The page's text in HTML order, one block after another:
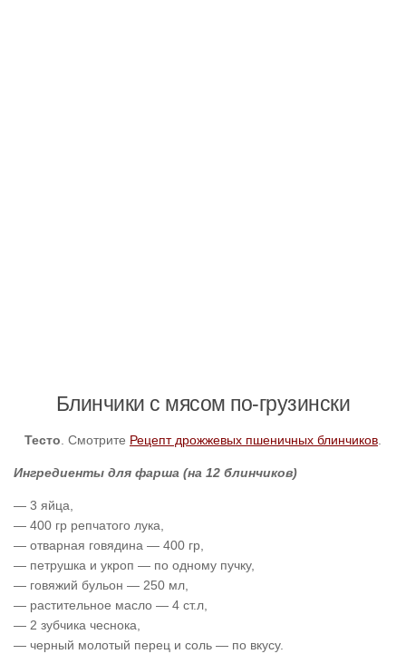
Блинчики с мясом по-грузински
Тесто . Смотрите Рецепт дрожжевых пшеничных блинчиков
Ингредиенты для фарша (на 12 блинчиков)
— 3 яйца,
— 400 гр репчатого лука,
— отварная говядина — 400 гр,
— петрушка и укроп — по одному пучку,
— говяжий бульон — 250 мл,
— растительное масло — 4 ст.л,
— 2 зубчика чеснока,
— черный молотый перец и соль — по вкусу.